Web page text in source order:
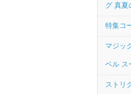
グ 真夏
特集コ
マジッ
ベル ス
ストリ